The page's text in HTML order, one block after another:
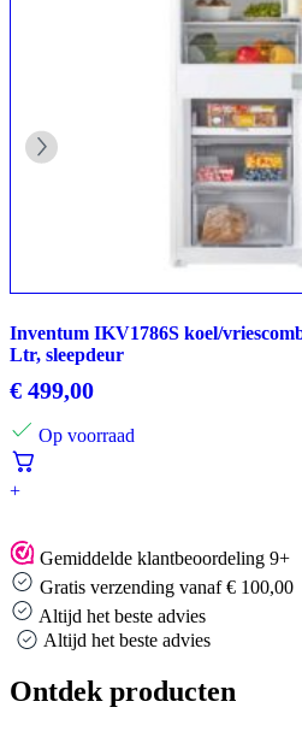
Inventum IKV1786S koel/
Ltr, sleepdeur
€ 499,00
Op voorraad
+
Gemiddelde klantbeoordeling 9+
Gratis verzending vanaf € 100,00
Altijd het beste advies
Altijd het beste advies
Ontdek producten